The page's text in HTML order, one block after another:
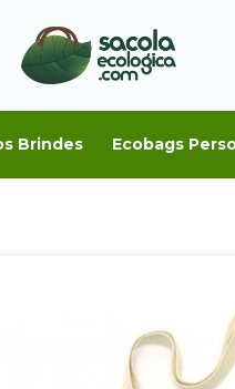
Brindes Ecobags